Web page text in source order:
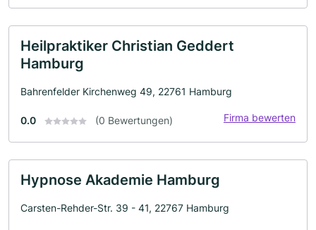
Heilpraktiker Christian Geddert
Hamburg
Bahrenfelder Kirchenweg 49, 22761 Hamburg
0.0 (0 Bewertungen) Firma bewerten
Hypnose Akademie Hamburg
Carsten-Rehder-Str. 39 - 41, 22767 Hamburg